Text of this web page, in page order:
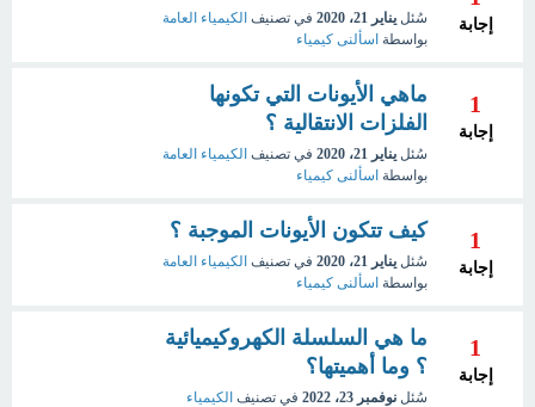
إجابة سُئل يناير 21، 2020 في تصنيف الكيمياء العامة
بواسطة اسألنى كيمياء
1
إجابة
ماهي الأيونات التي تكونها
الفلزات الانتقالية ؟
سُئل يناير 21، 2020 في تصنيف الكيمياء العامة
بواسطة اسألنى كيمياء
1
إجابة
كيف تتكون الأيونات الموجبة ؟
سُئل يناير 21، 2020 في تصنيف الكيمياء العامة
بواسطة اسألنى كيمياء
1
إجابة
ما هي السلسلة الكهروكيميائية
؟ وما أهميتها؟
سُئل نوفمبر 23، 2022 في تصنيف الكيمياء